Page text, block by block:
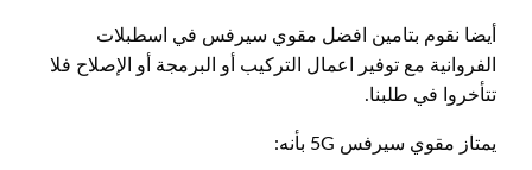
أيضا نقوم بتامين افضل مقوي سيرفس في اسطبلات
الفروانية مع توفير اعمال التركيب أو البرمجة أو الإصلاح فلا
تتأخروا في طلبنا.
يمتاز مقوي سيرفس 5G بأنه: